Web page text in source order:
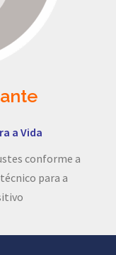
a Vida
conforme a
para a